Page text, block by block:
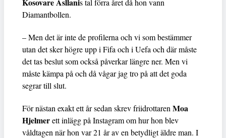
s tal förra året då hon vann
Diamantbollen.
– Men det är inte de profilerna och vi som bestämmer
utan det sker högre upp i Fifa och i Uefa och där måste
det tas beslut som också påverkar längre ner. Men vi
måste kämpa på och då vågar jag tro på att det goda
segrar till slut.
För nästan exakt ett år sedan skrev friidrottaren Moa
Hjelmerett inlägg på Instagram om hur hon blev
våldtagen när hon var 21 år av en betydligt äldre man. I